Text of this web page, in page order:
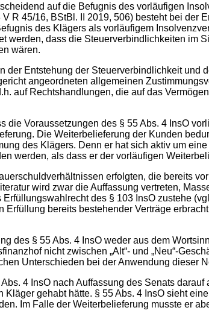
auf die Befugnis des vorläufigen
R 45/16, BStBl. II 2019, 506) besteht bei der
des Klägers als vorläufigem
werden, dass die Steuerverbindlichkeiten im
wären.
der Entstehung der Steuerverbindlichkeit und
angeordneten allgemeinen
auf Rechtshandlungen, die auf das
die Voraussetzungen des § 55 Abs. 4 InsO
Die Weiterbelieferung der Kunden
des Klägers. Denn er hat sich aktiv um
werden, als dass er der vorläufigen
erfolgten, die bereits
wird zwar die Auffassung vertreten,
des § 103 InsO zustehe
bereits bestehender Verträge
des § 55 Abs. 4 InsO weder aus dem
nicht zwischen „Alt“- und „Neu“-
Unterschieden bei der Anwendung dieser
4 InsO nach Auffassung des Senats
Kläger gehabt hätte. § 55 Abs. 4 InsO sieht
Im Falle der Weiterbelieferung musste er